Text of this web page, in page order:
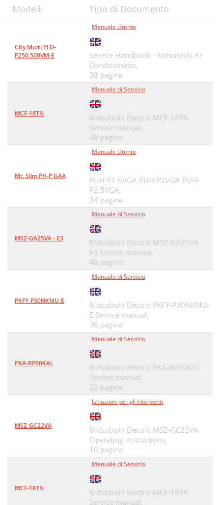
Modelli Tipo di Documento
City Multi PFD-
P250.500VM-E
Manuale Utente
Service Handbook - Mitsubishi Ar
Condicionado,
38 pagine
MCF-18TN
Manuale di Servizio
Mitsubishi Electric MCF-18TN
Service manual,
48 pagine
Mr. Slim PH-P GAA
Manuale Utente
PUH-P1.6VGA PUH-P2VGA PUH-
P2.5VGA,
34 pagine
MSZ-GA25VA - E3
Manuale di Servizio
Mitsubishi Electric MSZ-GA25VA -
E3 Service manual,
48 pagine
PKFY-P30NKMU-E
Manuale di Servizio
Mitsubishi Electric PKFY-P30NKMU-
E Service manual,
36 pagine
PKA-RP60KAL
Manuale di Servizio
Mitsubishi Electric PKA-RP60KAL
Service manual,
32 pagine
MSZ-GC22VA
Istruzioni per gli Interventi
Mitsubishi Electric MSZ-GC22VA
Operating instructions,
10 pagine
MCF-18TN
Manuale di Servizio
Mitsubishi Electric MCF-18TN
Service manual,